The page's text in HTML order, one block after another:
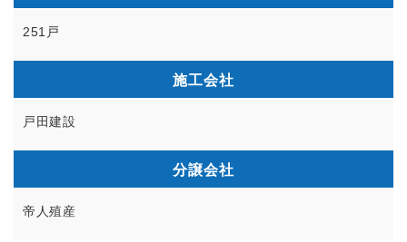
251戸
施工会社
戸田建設
分譲会社
帝人殖産